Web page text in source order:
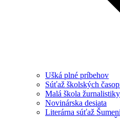
Ušká plné príbehov
Súťaž školských
Malá škola žurnalistiky
Novinárska desiata
Literárna súťaž